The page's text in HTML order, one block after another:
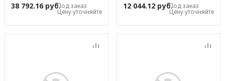
input(XLR), пласт. к
38 792.16 руб.Под заказ
Цену уточняйте
input(XLR), пласт. к
12 044.12 руб.Под заказ
Цену уточняйте